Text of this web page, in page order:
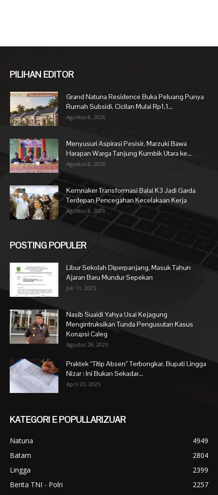
PILIHAN EDITOR
Grand Natuna Residence Buka Peluang Punya
Rumah Subsidi, Cicilan Mulai Rp1,1...
Agustus 8, 2026
Menyusuri Aspirasi Pesisir, Marzuki Bawa
Harapan Warga Tanjung Kumbik Utara ke...
Agustus 8, 2026
Kemnaker Transformasi Balai K3 Jadi Garda
Terdepan Pencegahan Kecelakaan Kerja
Agustus 8, 2026
POSTING POPULER
Libur Sekolah Diperpanjang, Masuk Tahun
Ajaran Baru Mundur Sepekan
Juli 11, 2025
Nasib Suaidi Yahya Usai Kejagung
Mengintruksikan Tunda Pengusutan Kasus
Korupsi Caleg
Agustus 28, 2023
Praktek “Titip Absen” Terbongkar, Bupati Lingga
Nizar : Ini Bukan Sekadar...
April 23, 2025
KATEGORI E POPULLARIZUAR
Natuna
4949
Batam
2804
Lingga
2399
Berita TNI - Polri
2257